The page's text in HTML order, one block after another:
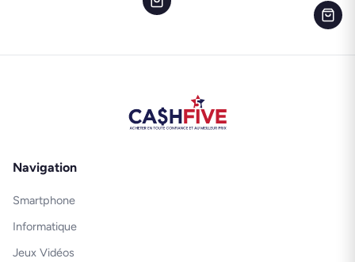
Navigation
Smartphone
Informatique
Jeux Vidéos